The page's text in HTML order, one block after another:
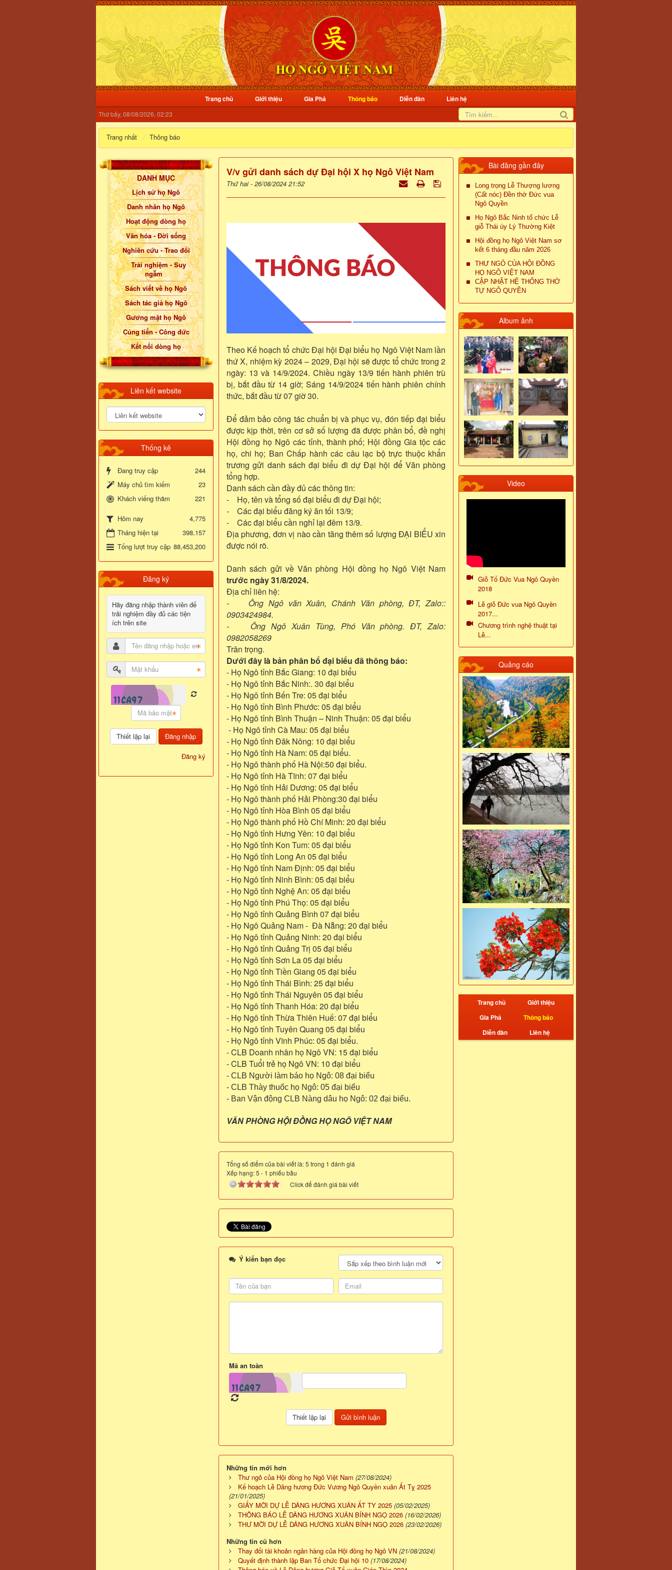
Trang chủ Giới thiệu Gia Phả Thông báo Diễn đàn Liên hệ
Thứ bảy, 08/08/2026, 02:23
Trang nhất Thông báo
V/v gửi danh sách dự Đại hội X họ Ngô Việt Nam
Thứ hai - 26/08/2024 21:52
Theo Kế hoạch tổ chức Đại hội Đại biểu họ Ngô Việt Nam lần
thứ X, nhiệm kỳ 2024 – 2029, Đại hội sẽ được tổ chức trong 2
ngày: 13 và 14/9/2024. Chiều ngày 13/9 tiến hành phiên trù
bị, bắt đầu từ 14 giờ; Sáng 14/9/2024 tiến hành phiên chính
thức, bắt đầu từ 07 giờ 30.
Để đảm bảo công tác chuẩn bị và phục vụ, đón tiếp đại biểu
được kịp thời, trên cơ sở số lượng đã được phân bổ, đề nghị
Hội đồng họ Ngô các tỉnh, thành phố; Hội đồng Gia tộc các
họ, chi họ; Ban Chấp hành các câu lạc bộ trực thuộc khẩn
trương gửi danh sách đại biểu đi dự Đại hội để Văn phòng
tổng hợp.
Danh sách cần đầy đủ các thông tin:
- Họ, tên và tổng số đại biểu đi dự Đại hội;
- Các đại biểu đăng ký ăn tối 13/9;
- Các đại biểu cần nghỉ lại đêm 13/9.
Địa phương, đơn vị nào cần tăng thêm số lượng ĐẠI BIỂU xin
được nói rõ.
Danh sách gửi về Văn phòng Hội đồng họ Ngô Việt Nam
trước ngày 31/8/2024.
Địa chỉ liên hệ:
- Ông Ngô văn Xuân, Chánh Văn phòng, ĐT, Zalo::
0903424984.
- Ông Ngô Xuân Tùng, Phó Văn phòng. ĐT, Zalo:
0982058269
Trân trọng.
Dưới đây là bản phân bổ đại biểu đã thông báo:
- Họ Ngô tỉnh Bắc Giang: 10 đại biểu
- Họ Ngô tỉnh Bắc Ninh:. 30 đại biểu
- Họ Ngô tỉnh Bến Tre: 05 đại biểu
- Họ Ngô tỉnh Bình Phước: 05 đại biểu
- Họ Ngô tỉnh Bình Thuận – Ninh Thuận: 05 đại biểu
- Họ Ngô tỉnh Cà Mau: 05 đại biểu
- Họ Ngô tỉnh Đăk Nông: 10 đại biểu
- Họ Ngô tỉnh Hà Nam: 05 đại biểu.
- Họ Ngô thành phố Hà Nội:50 đại biểu.
- Họ Ngô tỉnh Hà Tĩnh: 07 đại biểu
- Họ Ngô tỉnh Hải Dương: 05 đại biểu
- Họ Ngô thành phố Hải Phòng:30 đại biểu
- Họ Ngô tỉnh Hòa Bình 05 đại biểu
- Họ Ngô thành phố Hồ Chí Minh: 20 đại biểu
- Họ Ngô tỉnh Hưng Yên: 10 đại biểu
- Họ Ngô tỉnh Kon Tum: 05 đại biểu
- Họ Ngô tỉnh Long An 05 đại biểu
- Họ Ngô tỉnh Nam Định: 05 đại biểu
- Họ Ngô tỉnh Ninh Bình: 05 đại biểu
- Họ Ngô tỉnh Nghệ An: 05 đại biểu
- Họ Ngô tỉnh Phú Thọ: 05 đại biểu
- Họ Ngô tỉnh Quảng Bình 07 đại biểu
- Họ Ngô Quảng Nam - Đà Nẵng: 20 đại biểu
- Họ Ngô tỉnh Quảng Ninh: 20 đại biểu
- Họ Ngô tỉnh Quảng Trị 05 đại biểu
- Họ Ngô tỉnh Sơn La 05 đại biểu
- Họ Ngô tỉnh Tiền Giang 05 đại biểu
- Họ Ngô tỉnh Thái Bình: 25 đại biểu
- Họ Ngô tỉnh Thái Nguyên 05 đại biểu
- Họ Ngô tỉnh Thanh Hóa: 20 đại biểu
- Họ Ngô tỉnh Thừa Thiên Huế: 07 đại biểu
- Họ Ngô tỉnh Tuyên Quang 05 đại biểu
- Họ Ngô tỉnh Vĩnh Phúc: 05 đại biểu.
- CLB Doanh nhân họ Ngô VN: 15 đại biểu
- CLB Tuổi trẻ họ Ngô VN: 10 đại biểu
- CLB Người làm báo họ Ngô: 08 đại biểu
- CLB Thày thuốc họ Ngô: 05 đại biểu
- Ban Vận động CLB Nàng dâu họ Ngô: 02 đại biểu.
VĂN PHÒNG HỘI ĐỒNG HỌ NGÔ VIỆT NAM
Tổng số điểm của bài viết là: 5 trong 1 đánh giá
Xếp hạng:5 - 1 phiếu bầu
Click để đánh giá bài viết
Ý kiến bạn đọc
Mã an toàn
Những tin mới hơn
Thư ngỏ của Hội đồng họ Ngô Việt Nam (27/08/2024)
Kế hoạch Lễ Dâng hương Đức Vương Ngô Quyền xuân Ất Tỵ 2025
(21/01/2025)
GIẤY MỜI DỰ LỄ DÂNG HƯƠNG XUÂN ẤT TY 2025 (05/02/2025)
THÔNG BÁO LỄ DÂNG HƯƠNG XUÂN BÍNH NGỌ 2026 (16/02/2026)
THƯ MỜI DỰ LỄ DÂNG HƯƠNG XUÂN BÍNH NGỌ 2026 (23/02/2026)
Những tin cũ hơn
Thay đổi tài khoản ngân hàng của Hội đồng họ Ngô VN (21/08/2024)
Quyết định thành lập Ban Tổ chức Đại hội 10 (17/08/2024)
Bài đăng gần đây
Long trọng Lễ Thượng lương
(Cất nóc) Đền thờ Đức vua
Ngô Quyền
Họ Ngô Bắc Ninh tổ chức Lễ
giỗ Thái úy Lý Thường Kiệt
Hội đồng họ Ngô Việt Nam sơ
kết 6 tháng đầu năm 2026
THƯ NGỎ CỦA HỘI ĐỒNG
HỌ NGÔ VIỆT NAM
CẬP NHẬT HỆ THỐNG THỜ
TỰ NGÔ QUYỀN
Album ảnh
Video
Giỗ Tổ Đức Vua Ngô Quyền
2018
Lễ giỗ Đức vua Ngô Quyền
2017...
Chương trình nghệ thuật tại
Lễ...
Quảng cáo
Trang chủ
Giới thiệu
Gia Phả
Thông báo
Diễn đàn
Liên hệ
DANH MỤC
Lịch sử họ Ngô
Danh nhân họ Ngô
Hoạt động dòng họ
Văn hóa - Đời sống
Nghiên cứu - Trao đổi
Trải nghiệm - Suy
ngẫm
Sách viết về họ Ngô
Sách tác giả họ Ngô
Gương mặt họ Ngô
Cúng tiến - Công đức
Kết nối dòng họ
Liên kết website
Thống kê
Đang truy cập
244
Máy chủ tìm kiếm
23
Khách viếng thăm
221
Hôm nay
4,775
Tháng hiện tại
398,157
Tổng lượt truy cập 88,453,200
Đăng ký
Hãy đăng nhập thành viên để
trải nghiệm đầy đủ các tiện
ích trên site
Đăng nhập
Đăng ký